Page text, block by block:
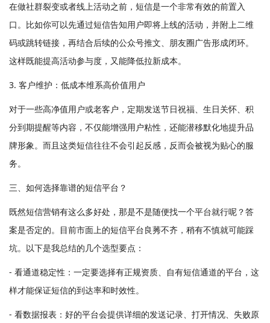
在做社群裂变或者线上活动之前，短信是一个非常有效的前置入
口。比如你可以先通过短信告知用户即将上线的活动，并附上二维
码或跳转链接，再结合后续的公众号推文、朋友圈广告形成闭环。
这样既能提高活动参与度，又能降低拉新成本。
3. 客户维护：低成本维系高价值用户
对于一些高净值用户或老客户，定期发送节日祝福、生日关怀、积
分到期提醒等内容，不仅能增强用户粘性，还能潜移默化地提升品
牌形象。而且这类短信往往不会引起反感，反而会被视为贴心的服
务。
三、如何选择靠谱的短信平台？
既然短信营销有这么多好处，那是不是随便找一个平台就行呢？答
案是否定的。目前市面上的短信平台良莠不齐，稍有不慎就可能踩
坑。以下是我总结的几个选型要点：
- 看通道稳定性：一定要选择有正规资质、自有短信通道的平台，这
样才能保证短信的到达率和时效性。
- 看数据报表：好的平台会提供详细的发送记录、打开情况、失败原